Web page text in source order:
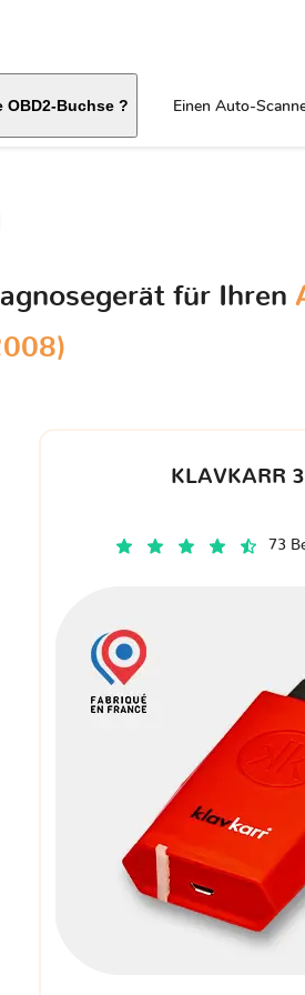
OBD2-Buchse ? Einen Auto-
für Ihren
KLAVKARR
73